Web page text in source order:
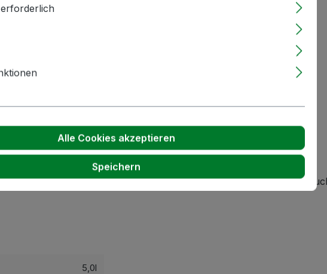
Spirituosen, Likören, Essigen und Ölen. Dieser Rabatt gilt
5,0l
Alle Cookies akzeptieren
Speichern